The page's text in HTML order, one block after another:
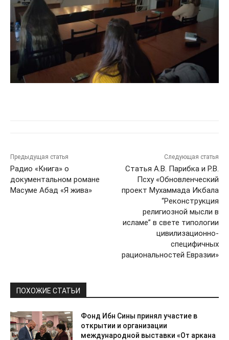
Предыдущая статья
Радио «Книга» о
документальном романе
Масуме Абад «Я жива»
Следующая статья
Статья А.В. Парибка и Р.В.
Псху «Обновленческий
проект Мухаммада Икбала
“Реконструкция
религиозной мысли в
исламе” в свете типологии
цивилизационно-
специфичных
рациональностей Евразии»
ПОХОЖИЕ СТАТЬИ
Фонд Ибн Сины принял участие в
открытии и организации
международной выставки «От аркана